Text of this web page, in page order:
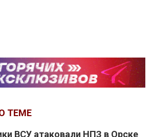
ТЕМЕ
ВСУ атаковали НПЗ в Орске